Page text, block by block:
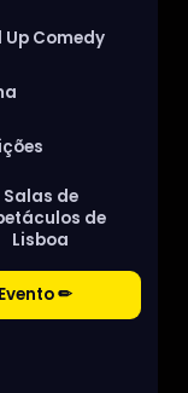
Up Comedy
Salas de
de
Lisboa
✏